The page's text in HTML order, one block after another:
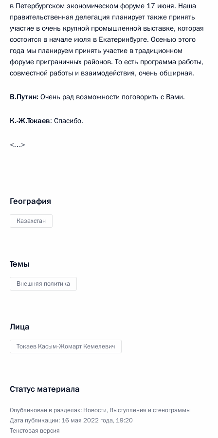
в Петербургском экономическом форуме 17 июня. Наша
правительственная делегация планирует также принять
участие в очень крупной промышленной выставке, которая
состоится в начале июля в Екатеринбурге. Осенью этого
года мы планируем принять участие в традиционном
форуме приграничных районов. То есть программа работы,
совместной работы и взаимодействия, очень обширная.
В.Путин: Очень рад возможности поговорить с Вами.
К.-Ж.Токаев: Спасибо.
<…>
География
Казахстан
Темы
Внешняя политика
Лица
Токаев Касым-Жомарт Кемелевич
Статус материала
Опубликован в разделах: Новости, Выступления и стенограммы
Дата публикации: 16 мая 2022 года, 19:20
Текстовая версия